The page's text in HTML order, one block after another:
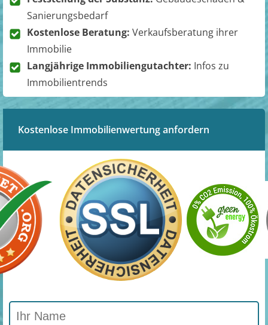
Sanierungsbedarf
Kostenlose Beratung: Verkaufsberatung ihrer
Immobilie
Langjährige Immobiliengutachter: Infos zu
Immobilientrends
Kostenlose Immobilienwertung anfordern